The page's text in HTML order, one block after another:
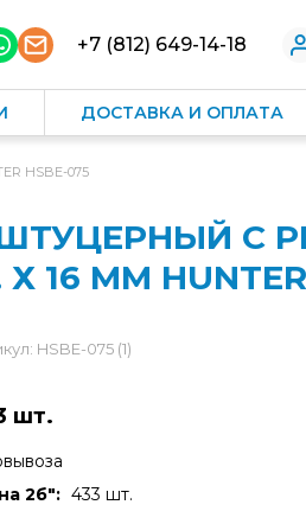
+7 (812) 649-14-18
ДОСТАВКА И ОПЛАТА
HSBE-075
С
16 ММ HUNTER
HSBE-075 (1)
шт.
2б": 433 шт.